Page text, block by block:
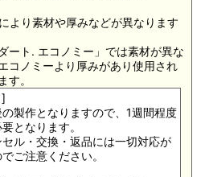
より素材や厚みなどが異なります
ート. エコノミー」では素材が異な
コノミーより厚みがあり使用され
す。
]
製作となりますので、1週間程度
となります。
ル・交換・返品には一切対応が
ご注意ください。